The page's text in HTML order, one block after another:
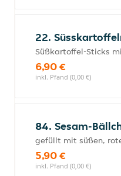
22.
Süßkartoffel-Sticks
6,90 €
inkl. Pfand (0,00 €)
84. Sesam-
gefüllt mit süßen,
5,90 €
inkl. Pfand (0,00 €)